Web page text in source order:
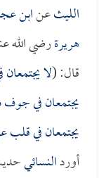
الليثعنابن
هريرةرضي الله
قال: (لا
يجتمعان في جوف
يجتمعان في قلب
أوردالنسائي